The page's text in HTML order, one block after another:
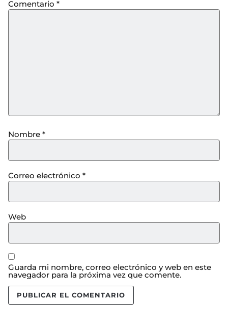
Comentario *
Nombre *
Correo electrónico *
Web
Guarda mi nombre, correo electrónico y web en este
navegador para la próxima vez que comente.